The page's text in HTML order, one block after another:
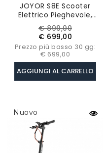
JOYOR S8E Scooter
Elettrico Pieghevole,
Motore 800W, 48V 26AH,
Pneumatici Da 10 Pollici,
45km/h, 80km, Display
NFC
Prezzo
base
€ 899,00Prezzo
€ 699,00
Prezzo più basso 30 gg:
€ 699,00
AGGIUNGI AL CARRELLO
Nuovo